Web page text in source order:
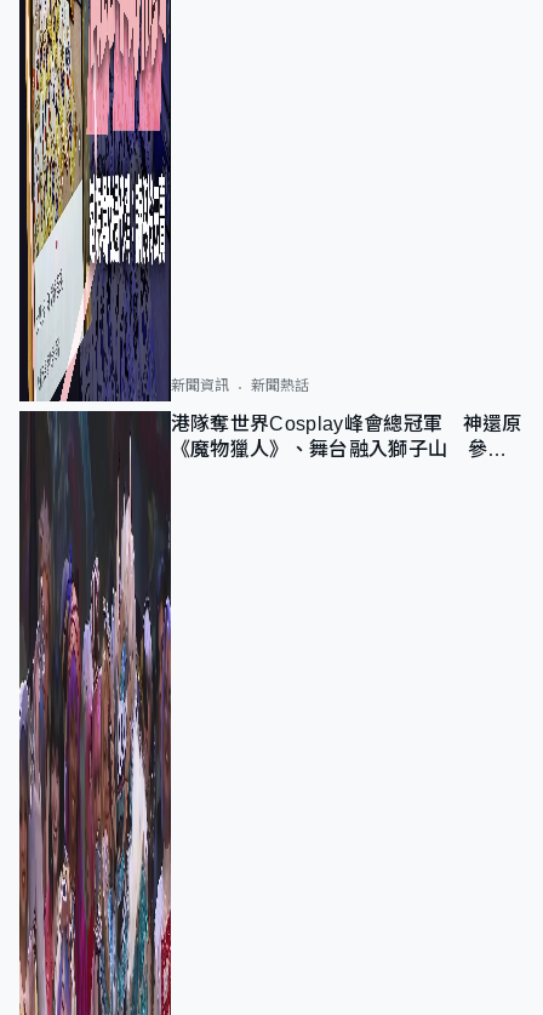
新聞資訊 新聞熱話
港隊奪世界Cosplay峰會總冠軍 神還原
《魔物獵人》、舞台融入獅子山 參賽